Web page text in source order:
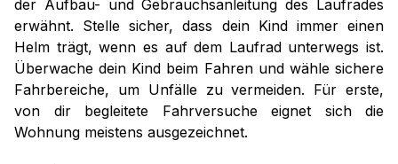
der Aufbau- und Gebrauchsanleitung des Laufrades
erwähnt. Stelle sicher, dass dein Kind immer einen
Helm trägt, wenn es auf dem Laufrad unterwegs ist.
Überwache dein Kind beim Fahren und wähle sichere
Fahrbereiche, um Unfälle zu vermeiden. Für erste,
von dir begleitete Fahrversuche eignet sich die
Wohnung meistens ausgezeichnet.